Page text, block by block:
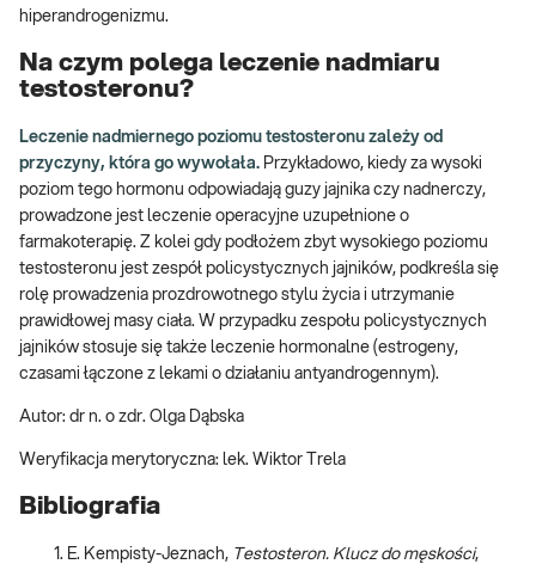
hiperandrogenizmu.
Na czym polega leczenie nadmiaru
testosteronu?
Leczenie nadmiernego poziomu testosteronu zależy od
przyczyny, która go wywołała. Przykładowo, kiedy za wysoki
poziom tego hormonu odpowiadają guzy jajnika czy nadnerczy,
prowadzone jest leczenie operacyjne uzupełnione o
farmakoterapię. Z kolei gdy podłożem zbyt wysokiego poziomu
testosteronu jest zespół policystycznych jajników, podkreśla się
rolę prowadzenia prozdrowotnego stylu życia i utrzymanie
prawidłowej masy ciała. W przypadku zespołu policystycznych
jajników stosuje się także leczenie hormonalne (estrogeny,
czasami łączone z lekami o działaniu antyandrogennym).
Autor: dr n. o zdr. Olga Dąbska
Weryfikacja merytoryczna: lek. Wiktor Trela
Bibliografia
E. Kempisty-Jeznach, Testosteron. Klucz do męskości,